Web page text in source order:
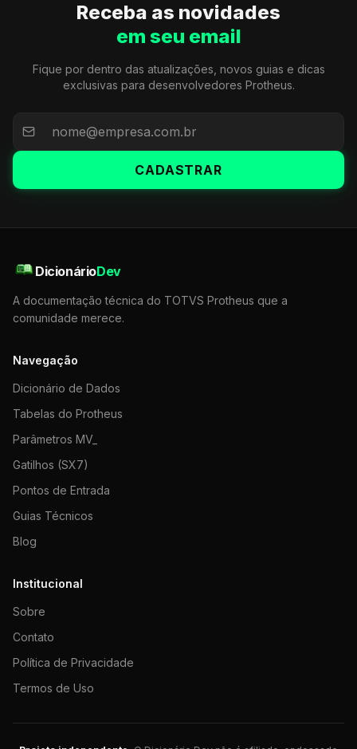
Receba as novidades
em seu email
Fique por dentro das atualizações, novos guias e dicas
exclusivas para desenvolvedores Protheus.
CADASTRAR
DicionárioDev
A documentação técnica do TOTVS Protheus que a
comunidade merece.
Navegação
Dicionário de Dados
Tabelas do Protheus
Parâmetros MV_
Gatilhos (SX7)
Pontos de Entrada
Guias Técnicos
Blog
Institucional
Sobre
Contato
Política de Privacidade
Termos de Uso